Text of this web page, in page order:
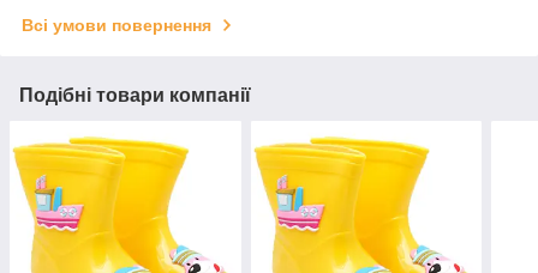
Всі умови повернення
Подібні товари компанії